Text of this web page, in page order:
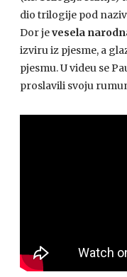
dio trilogije pod
Dor jevesela
izviru iz pjesme, a
pjesmu. U videu se
proslavili svoju